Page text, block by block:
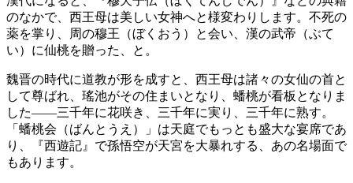
のなかで、西王母は美しい女神へと様変わりします。不死の
薬を掌り、周の穆王（ぼくおう）と会い、漢の武帝（ぶて
い）に仙桃を贈った、と。
魏晋の時代に道教が形を成すと、西王母は諸々の女仙の首と
して尊ばれ、瑤池がその住まいとなり、蟠桃が看板となりま
した——三千年に花咲き、三千年に実り、三千年に熟す。
「蟠桃会（ばんとうえ）」は天庭でもっとも盛大な宴席であ
り、『西遊記』で孫悟空が天宮を大暴れする、あの名場面で
もあります。